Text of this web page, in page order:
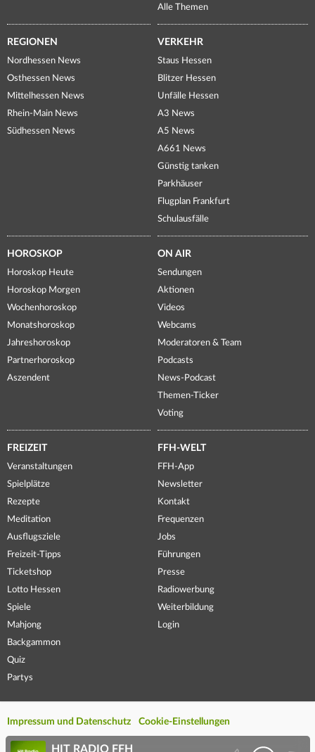
Alle Themen
REGIONEN
Nordhessen News
Osthessen News
Mittelhessen News
Rhein-Main News
Südhessen News
VERKEHR
Staus Hessen
Blitzer Hessen
Unfälle Hessen
A3 News
A5 News
A661 News
Günstig tanken
Parkhäuser
Flugplan Frankfurt
Schulausfälle
HOROSKOP
Horoskop Heute
Horoskop Morgen
Wochenhoroskop
Monatshoroskop
Jahreshoroskop
Partnerhoroskop
Aszendent
ON AIR
Sendungen
Aktionen
Videos
Webcams
Moderatoren & Team
Podcasts
News-Podcast
Themen-Ticker
Voting
FREIZEIT
Veranstaltungen
Spielplätze
Rezepte
Meditation
Ausflugsziele
Freizeit-Tipps
Ticketshop
Lotto Hessen
Spiele
Mahjong
Backgammon
Quiz
Partys
FFH-WELT
FFH-App
Newsletter
Kontakt
Frequenzen
Jobs
Führungen
Presse
Radiowerbung
Weiterbildung
Login
Impressum und Datenschutz Cookie-Einstellungen
HIT RADIO FFH